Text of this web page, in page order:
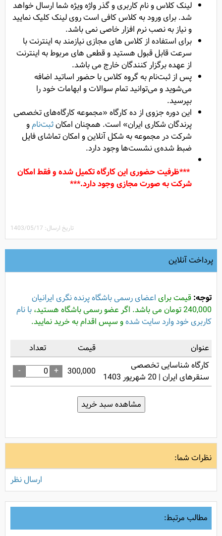
لینک کلاس و نام کاربری و گذر واژه ویژه شما ارسال خواهد
شد. برای ورود به کلاس کافی است روی لینک کلیک نمایید
و نیاز به نصب نرم افزار خاصی نمی باشد.
برای استفاده از کلاس های مجازی نیازمند به اینترنت با
سرعت قابل قبول هستید و قطعی های مربوط به اینترنت
از عهده برگزار کنندگان خارج می باشد.
پس از ثبت‌نام به گروه کلاس با حضور اساتید اضافه
می‌شوید و می‌توانید تمام سوالات و ابهامات خود را
بپرسید.
این دوره جزوی از ده کارگاه «مجموعه کارگاه‌‌های تخصصی
پرندگان شکاری ایران» است. همچنان امکانثبت‌نامو
شرکت در مجموعه به شکل آنلاین و امکان تماشای فایل‌
ضبط شده‌ی نشست‌ها وجود دارد.
***ظرفیت حضوری این کارگاه تکمیل شده و فقط امکان
شرکت به صورت مجازی وجود دارد.***
تاریخ ارسال: 1403/05/17
پرداخت آنلاین
توجه:قیمت برایاعضای رسمی باشگاه پرنده نگری ایرانیان
240,000 تومان می باشد. اگر عضو رسمی باشگاه هستید،
با نام
کاربری خود وارد سایت شدهو سپس اقدام به خرید نمایید.
عنوان
قیمت
تعداد
کارگاه شناسایی تخصصی
سنقرهای ایران | 20 شهریور 1403
300,000
+
-
نظرات شما:
ارسال نظر
مطالب مرتبط: